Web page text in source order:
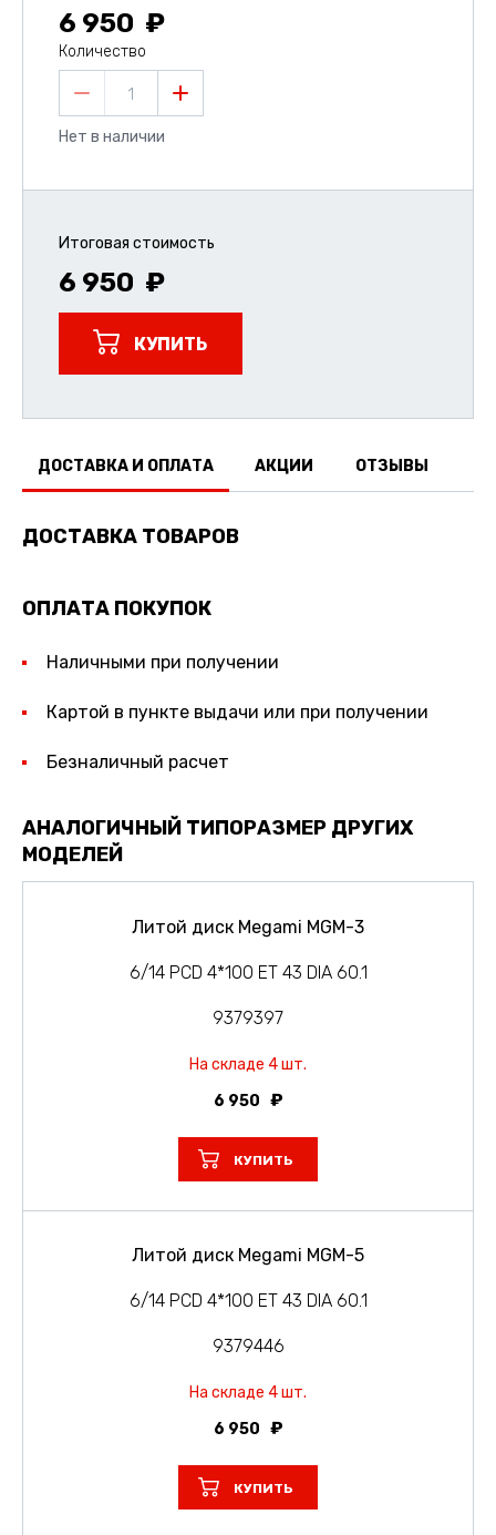
6 950
Количество
1
Нет в наличии
Итоговая стоимость
6 950
КУПИТЬ
ДОСТАВКА И ОПЛАТА АКЦИИ ОТЗЫВЫ
ДОСТАВКА ТОВАРОВ
ОПЛАТА ПОКУПОК
Наличными при получении
Картой в пункте выдачи или при получении
Безналичный расчет
АНАЛОГИЧНЫЙ ТИПОРАЗМЕР ДРУГИХ
МОДЕЛЕЙ
Литой диск Megami MGM-3
6/14 PCD 4*100 ET 43 DIA 60.1
9379397
На складе 4 шт.
6 950
КУПИТЬ
Литой диск Megami MGM-5
6/14 PCD 4*100 ET 43 DIA 60.1
9379446
На складе 4 шт.
6 950
КУПИТЬ